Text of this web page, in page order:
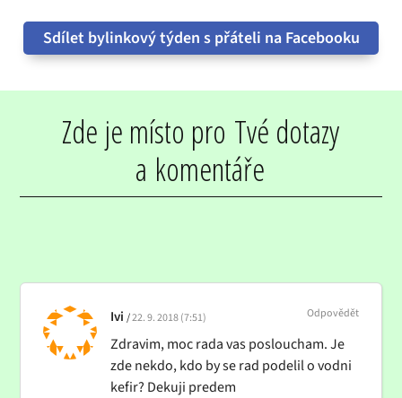
Sdílet bylinkový týden s přáteli na Facebooku
Zde je místo pro Tvé dotazy
a komentáře
Ivi 22. 9. 2018 (7:51)
Zdravim, moc rada vas posloucham. Je
zde nekdo, kdo by se rad podelil o vodni
kefir? Dekuji predem
Odpovědět